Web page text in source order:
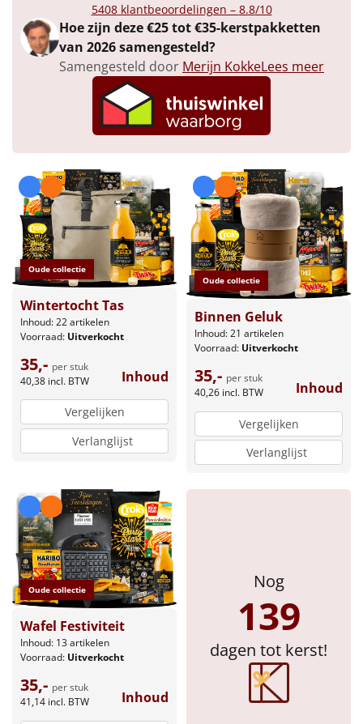
Wake up light
NIEUW
Borrelplank
Warmtekussen
NIEUW
POPULAIR
Noodradio NIEUW
Deken (fleece plaid)
Alle artikelen
Overige
Ideeën
Personeel
Doe het zelf
Sinterklaaspakketten
Kerstgeschenken 2026
Relatiegeschenken
Cadeaubon
Per stuk
Oude collectie
Wintertocht Tas
Inhoud: 22 artikelen
Voorraad: Uitverkocht
35,- per stuk
40,38 incl. BTW Inhoud
Vergelijken
Verlanglijst
Oude collectie
Binnen Geluk
Inhoud: 21 artikelen
Voorraad: Uitverkocht
35,- per stuk
40,26 incl. BTW Inhoud
Vergelijken
Verlanglijst
Oude collectie
Wafel Festiviteit
Inhoud: 13 artikelen
Voorraad: Uitverkocht
35,- per stuk
41,14 incl. BTW Inhoud
Nog
139
dagen tot kerst!
5408klantbeoordelingen – 8.8/10
Hoe zijn deze €25 tot €35-kerstpakketten
van 2026 samengesteld?
Samengesteld door Merijn KokkeLees meer